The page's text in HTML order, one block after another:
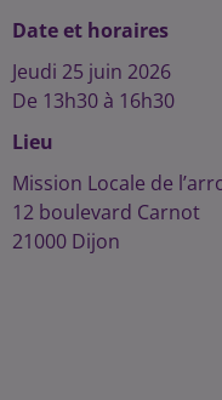
Date et horaires
Jeudi 25 juin 2026
De 13h30 à 16h30
Lieu
Mission Locale de
12 boulevard Carnot
21000 Dijon